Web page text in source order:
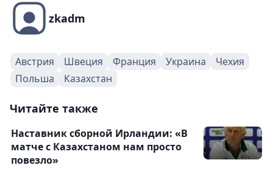
zkadm
Австрия Швеция Франция Украина
Чехия
Польша
Казахстан
Читайте также
Наставник сборной Ирландии: «В
матче с Казахстаном нам просто
повезло»